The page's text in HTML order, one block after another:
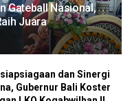
Gateball Nasional,
Juara
dan Sinergi
Gubernur Bali Koster